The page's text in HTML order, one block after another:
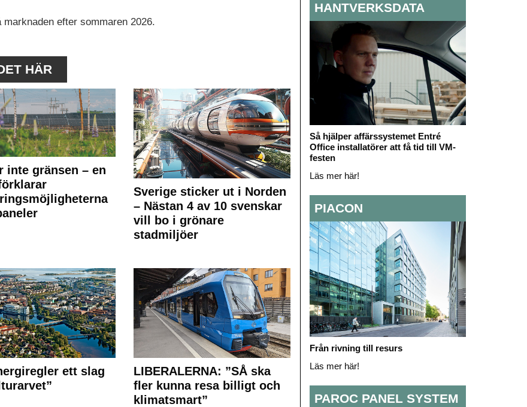
efter sommaren 2026.
HÄR
inte gränsen – en
Sverige sticker ut i Norden
– Nästan 4 av 10 svenskar
vill bo i grönare
stadmiljöer
ett slag
LIBERALERNA: ”SÅ ska
fler kunna resa billigt och
klimatsmart”
HANTVERKSDATA
Så hjälper affärssystemet Entré
Office installatörer att få tid till VM-
festen
Läs mer här!
PIACON
Från rivning till resurs
Läs mer här!
PAROC PANEL SYSTEM